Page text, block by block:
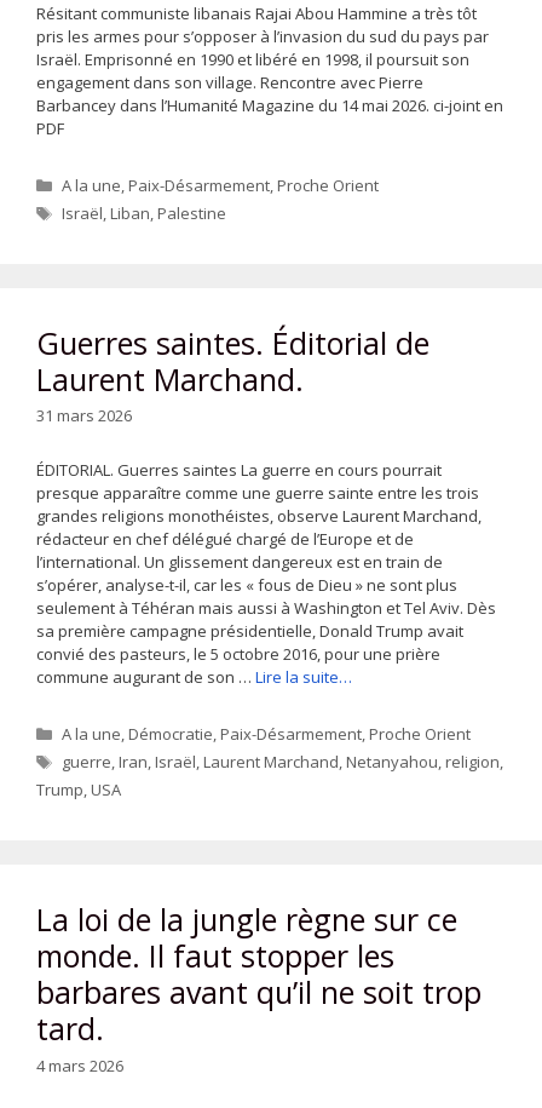
Résitant communiste libanais Rajai Abou Hammine a très tôt
pris les armes pour s’opposer à l’invasion du sud du pays par
Israël. Emprisonné en 1990 et libéré en 1998, il poursuit son
engagement dans son village. Rencontre avec Pierre
Barbancey dans l’Humanité Magazine du 14 mai 2026. ci-joint en
PDF
Catégories
A la une,Paix-Désarmement,Proche Orient
Étiquettes
Israël,Liban,Palestine
Guerres saintes. Éditorial de
Laurent Marchand.
31 mars 2026
ÉDITORIAL. Guerres saintes La guerre en cours pourrait
presque apparaître comme une guerre sainte entre les trois
grandes religions monothéistes, observe Laurent Marchand,
rédacteur en chef délégué chargé de l’Europe et de
l’international. Un glissement dangereux est en train de
s’opérer, analyse-t-il, car les « fous de Dieu » ne sont plus
seulement à Téhéran mais aussi à Washington et Tel Aviv. Dès
sa première campagne présidentielle, Donald Trump avait
convié des pasteurs, le 5 octobre 2016, pour une prière
commune augurant de son … Lire la suite…
Catégories
A la une,Démocratie,Paix-Désarmement,Proche Orient
Étiquettes
guerre,Iran,Israël,Laurent Marchand,Netanyahou,religion,
Trump,USA
La loi de la jungle règne sur ce
monde. Il faut stopper les
barbares avant qu’il ne soit trop
tard.
4 mars 2026